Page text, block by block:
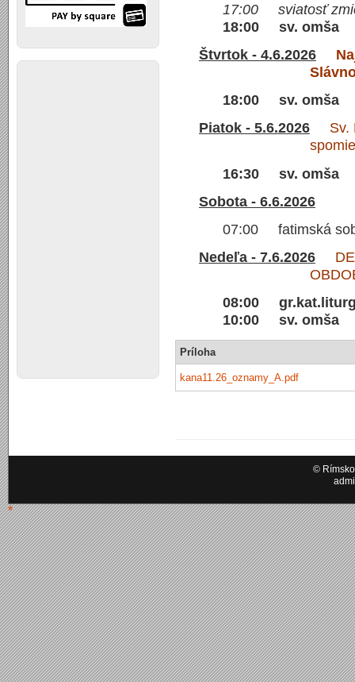
17:00 sviatosť
18:00 sv. omša
Štvrtok - 4.6.2026
18:00 sv. omša
Piatok - 5.6.2026 Sv.
16:30 sv. omša
Sobota - 6.6.2026
07:00 fatimská
Nedeľa - 7.6.2026
08:00
10:00 sv. omša
Príloha
kana11.26_oznamy_A.pdf
©
*